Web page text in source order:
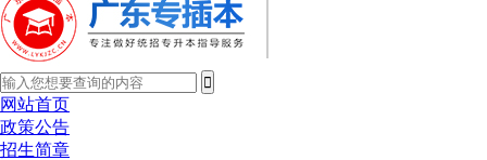
网站首页
政策公告
招生简章